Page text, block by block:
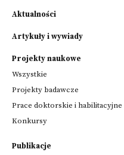
Aktualności
Artykuły i wywiady
Projekty naukowe
Wszystkie
Projekty badawcze
Prace doktorskie i habilitacyjne
Konkursy
Publikacje